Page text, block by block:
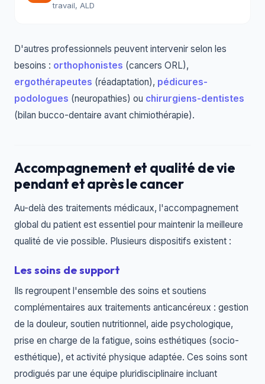
travail, ALD
D'autres professionnels peuvent intervenir selon les
besoins : orthophonistes (cancers ORL),
ergothérapeutes (réadaptation), pédicures-
podologues (neuropathies) ou chirurgiens-dentistes
(bilan bucco-dentaire avant chimiothérapie).
Accompagnement et qualité de vie
pendant et après le cancer
Au-delà des traitements médicaux, l'accompagnement
global du patient est essentiel pour maintenir la meilleure
qualité de vie possible. Plusieurs dispositifs existent :
Les soins de support
Ils regroupent l'ensemble des soins et soutiens
complémentaires aux traitements anticancéreux : gestion
de la douleur, soutien nutritionnel, aide psychologique,
prise en charge de la fatigue, soins esthétiques (socio-
esthétique), et activité physique adaptée. Ces soins sont
prodigués par une équipe pluridisciplinaire incluant